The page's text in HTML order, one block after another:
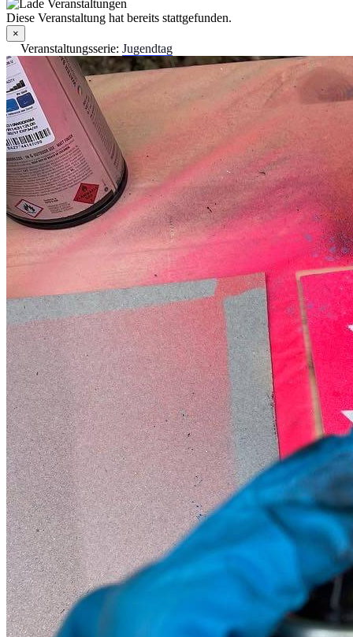
Diese Veranstaltung hat bereits stattgefunden.
×
Veranstaltungsserie: Jugendtag